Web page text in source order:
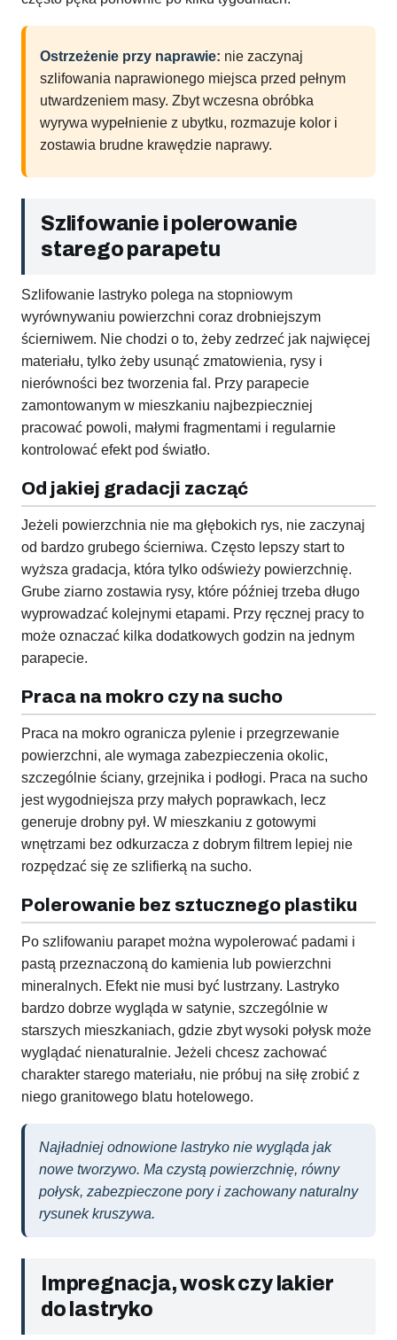
Ostrzeżenie przy naprawie: nie zaczynaj
szlifowania naprawionego miejsca przed pełnym
utwardzeniem masy. Zbyt wczesna obróbka
wyrywa wypełnienie z ubytku, rozmazuje kolor i
zostawia brudne krawędzie naprawy.
Szlifowanie i polerowanie
starego parapetu
Szlifowanie lastryko polega na stopniowym
wyrównywaniu powierzchni coraz drobniejszym
ścierniwem. Nie chodzi o to, żeby zedrzeć jak najwięcej
materiału, tylko żeby usunąć zmatowienia, rysy i
nierówności bez tworzenia fal. Przy parapecie
zamontowanym w mieszkaniu najbezpieczniej
pracować powoli, małymi fragmentami i regularnie
kontrolować efekt pod światło.
Od jakiej gradacji zacząć
Jeżeli powierzchnia nie ma głębokich rys, nie zaczynaj
od bardzo grubego ścierniwa. Często lepszy start to
wyższa gradacja, która tylko odświeży powierzchnię.
Grube ziarno zostawia rysy, które później trzeba długo
wyprowadzać kolejnymi etapami. Przy ręcznej pracy to
może oznaczać kilka dodatkowych godzin na jednym
parapecie.
Praca na mokro czy na sucho
Praca na mokro ogranicza pylenie i przegrzewanie
powierzchni, ale wymaga zabezpieczenia okolic,
szczególnie ściany, grzejnika i podłogi. Praca na sucho
jest wygodniejsza przy małych poprawkach, lecz
generuje drobny pył. W mieszkaniu z gotowymi
wnętrzami bez odkurzacza z dobrym filtrem lepiej nie
rozpędzać się ze szlifierką na sucho.
Polerowanie bez sztucznego plastiku
Po szlifowaniu parapet można wypolerować padami i
pastą przeznaczoną do kamienia lub powierzchni
mineralnych. Efekt nie musi być lustrzany. Lastryko
bardzo dobrze wygląda w satynie, szczególnie w
starszych mieszkaniach, gdzie zbyt wysoki połysk może
wyglądać nienaturalnie. Jeżeli chcesz zachować
charakter starego materiału, nie próbuj na siłę zrobić z
niego granitowego blatu hotelowego.
Najładniej odnowione lastryko nie wygląda jak
nowe tworzywo. Ma czystą powierzchnię, równy
połysk, zabezpieczone pory i zachowany naturalny
rysunek kruszywa.
Impregnacja, wosk czy lakier
do lastryko